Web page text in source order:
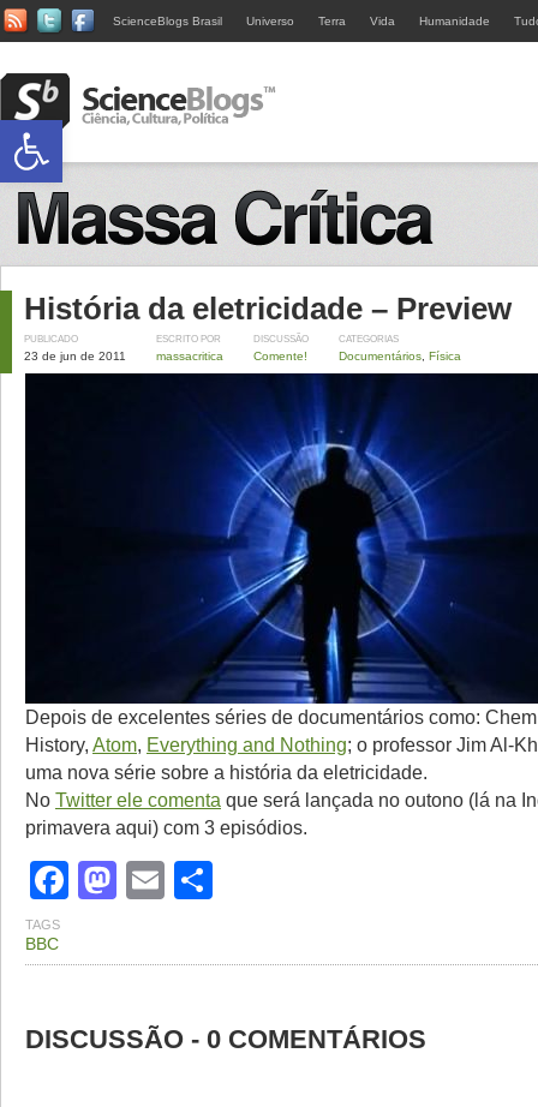
ScienceBlogs Brasil Universo Terra Vida Humanidade
História da eletricidade – Preview
PUBLICADO
23 de jun de 2011
ESCRITO POR
massacritica
DISCUSSÃO
Comente!
CATEGORIAS
Documentários Física
Depois de excelentes séries de documentários como:
History, Atom, Everything and Nothing; o professor Jim Al-
uma nova série sobre a história da eletricidade.
No Twitter ele comenta que será lançada no outono (lá na
primavera aqui) com 3 episódios.
Facebook
Mastodon
Email
TAGS
BBC
DISCUSSÃO - 0 COMENTÁRIOS
Abrir a barra de ferramentas